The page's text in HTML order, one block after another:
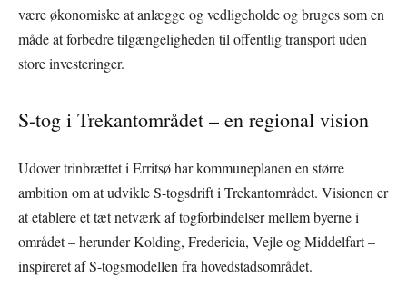
være økonomiske at anlægge og vedligeholde og bruges som en
måde at forbedre tilgængeligheden til offentlig transport uden
store investeringer.
S-tog i Trekantområdet – en regional vision
Udover trinbrættet i Erritsø har kommuneplanen en større
ambition om at udvikle S-togsdrift i Trekantområdet. Visionen er
at etablere et tæt netværk af togforbindelser mellem byerne i
området – herunder Kolding, Fredericia, Vejle og Middelfart –
inspireret af S-togsmodellen fra hovedstadsområdet.